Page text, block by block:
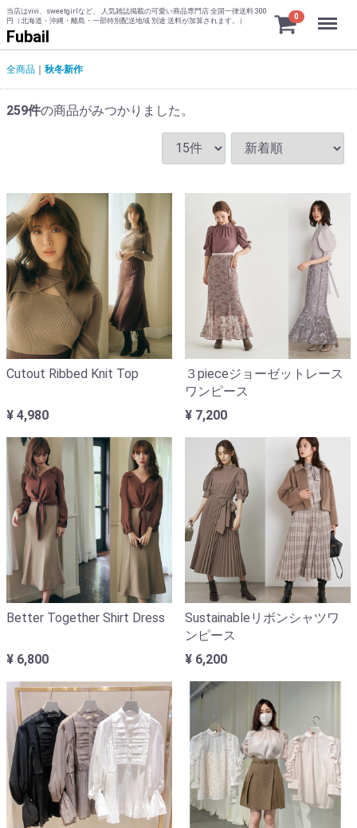
当店はvivi、sweetgirlなど、 人気雑誌掲載の可愛い商品専門店 全国一律送料:300
円（北海道・沖縄・離島・一部特別配送地域 別途 送料が加算されます。）
Fubail
0 Menu
全商品 秋冬新作
259件の商品がみつかりました。
Cutout Ribbed Knit Top
¥ 4,980
３pieceジョーゼットレース
ワンピース
¥ 7,200
Better Together Shirt Dress
¥ 6,800
Sustainableリボンシャツワ
ンピース
¥ 6,200